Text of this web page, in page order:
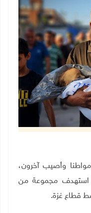
غزة 30-7-2024 وفا- استشهد 12 مواطنا وأصيب آخرون،
استهدف مجموعة من
قطاع غزة.